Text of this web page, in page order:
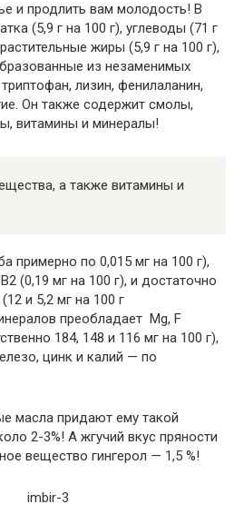
и продлить вам молодость! В
(5,9 г на 100 г), углеводы (71 г
жиры (5,9 г на 100 г),
из незаменимых
лизин, фенилаланин,
Он также содержит смолы,
витамины и минералы!
а также витамины и
примерно по 0,015 мг на 100 г),
(0,19 мг на 100 г), и достаточно
и 5,2 мг на 100 г
преобладает Mg, F
184, 148 и 116 мг на 100 г),
цинк и калий — по
масла придают ему такой
2-3%! А жгучий вкус пряности
вещество гингерол — 1,5 %!